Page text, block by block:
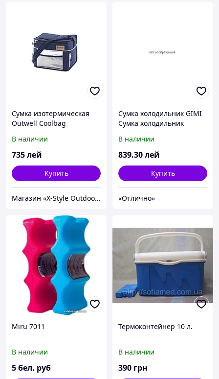
Сумка изотермическая
Outwell Coolbag
В наличии
735лей
Купить
Магазин «X-Style Outdoor Center»
Сумка холодильник GIMI
Сумка холодильник
В наличии
839.30лей
Купить
«Отлично»
Miru 7011
В наличии
5бел. руб
Термоконтейнер 10 л.
В наличии
390 грн